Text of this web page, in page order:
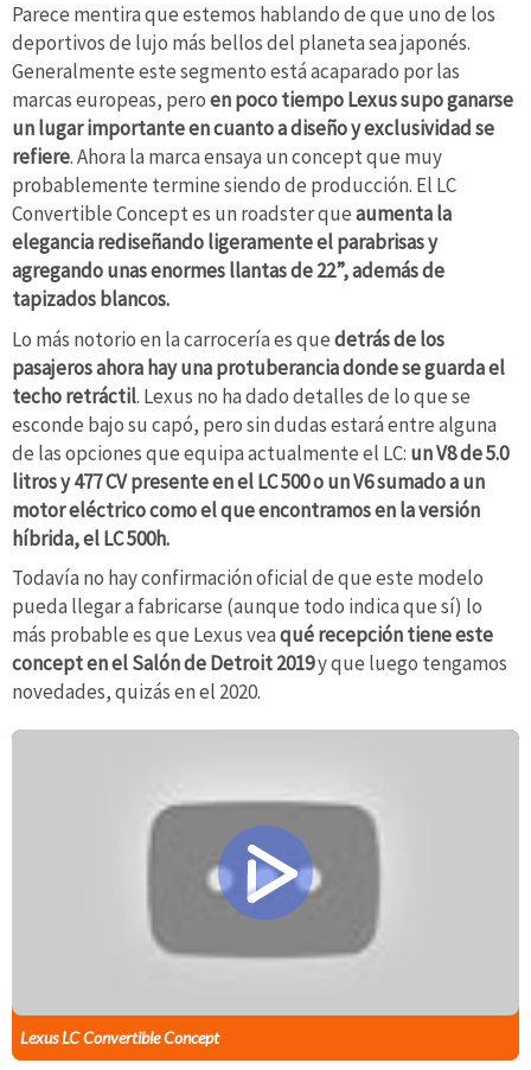
Parece mentira que estemos hablando de que uno de los
deportivos de lujo más bellos del planeta sea japonés.
Generalmente este segmento está acaparado por las
marcas europeas, peroen poco tiempo Lexus supo ganarse
un lugar importante en cuanto a diseño y exclusividad se
refiere. Ahora la marca ensaya un concept que muy
probablemente termine siendo de producción. El LC
Convertible Concept es un roadster queaumenta la
elegancia rediseñando ligeramente el parabrisas y
agregando unas enormes llantas de 22”, además de
tapizados blancos.
Lo más notorio en la carrocería es quedetrás de los
pasajeros ahora hay una protuberancia donde se guarda el
techo retráctil. Lexus no ha dado detalles de lo que se
esconde bajo su capó, pero sin dudas estará entre alguna
de las opciones que equipa actualmente el LC: un V8 de 5.0
litros y 477 CV presente en el LC 500 o un V6 sumado a un
motor eléctrico como el que encontramos en la versión
híbrida, el LC 500h.
Todavía no hay confirmación oficial de que este modelo
pueda llegar a fabricarse (aunque todo indica que sí) lo
más probable es que Lexus veaqué recepción tiene este
concept en el Salón de Detroit 2019y que luego tengamos
novedades, quizás en el 2020.
Lexus LC Convertible Concept